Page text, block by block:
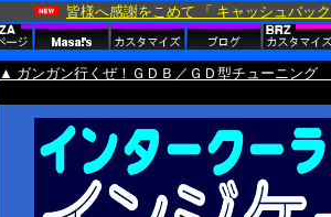
▲ ガンガン行くぜ！ＧＤＢ／ＧＤ型チューニン